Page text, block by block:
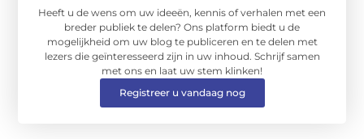
Heeft u de wens om uw ideeën, kennis of verhalen met een
breder publiek te delen? Ons platform biedt u de
mogelijkheid om uw blog te publiceren en te delen met
lezers die geïnteresseerd zijn in uw inhoud. Schrijf samen
met ons en laat uw stem klinken!
Registreer u vandaag nog